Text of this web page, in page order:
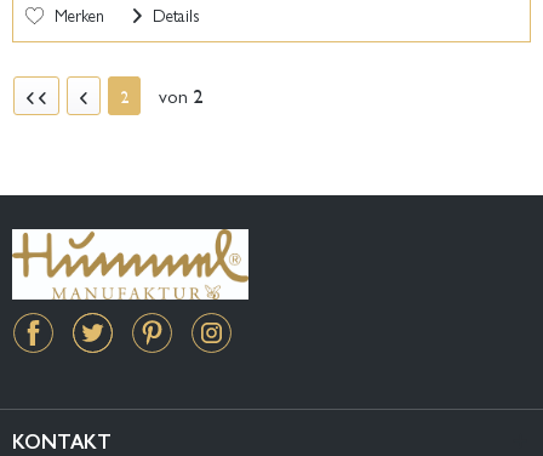
Merken Details
2 von 2
KONTAKT